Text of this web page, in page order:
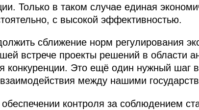
Только в таком случае единая
с высокой эффективностью.
сближение норм регулирования
встрече проекты решений в области
конкуренции. Это ещё один нужный шаг
взаимодействия между нашими
контроля за соблюдением